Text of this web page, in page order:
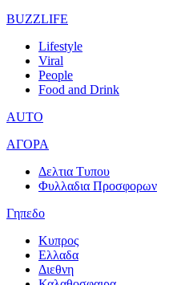
BUZZLIFE
Lifestyle
Viral
People
Food and Drink
AUTO
ΑΓΟΡΑ
Δελτια Τυπου
Φυλλαδια Προσφορων
Γηπεδο
Κυπρος
Ελλαδα
Διεθνη